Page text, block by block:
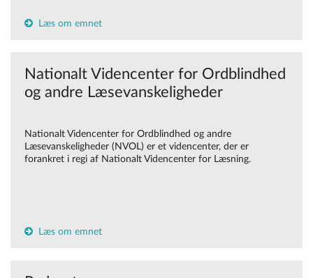
Læs om emnet
Nationalt Videncenter for Ordblindhed
og andre Læsevanskeligheder
Nationalt Videncenter for Ordblindhed og andre
Læsevanskeligheder (NVOL) er et videncenter, der er
forankret i regi af Nationalt Videncenter for Læsning.
Læs om emnet